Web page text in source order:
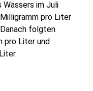
im Juli
pro Liter
folgten
pro Liter und